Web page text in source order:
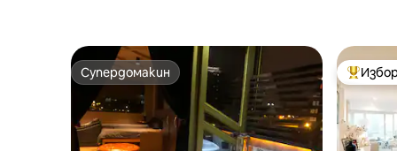
Супердомакин
Супердомакин Най-